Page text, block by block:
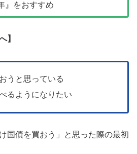
』をおすすめ
】
うと思っている
るようになりたい
国債を買おう」と思った際の最初